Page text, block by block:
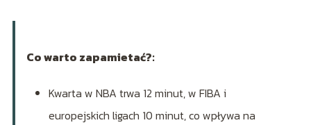
Co warto zapamietać?:
Kwarta w NBA trwa 12 minut, w FIBA i
europejskich ligach 10 minut, co wpływa na